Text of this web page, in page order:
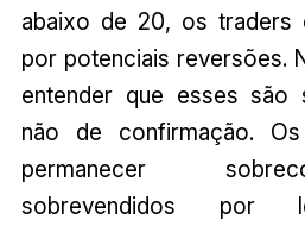
abaixo de 20, os traders
por potenciais reversões.
entender que esses são
não de confirmação.
permanecer
sobrevendidos por